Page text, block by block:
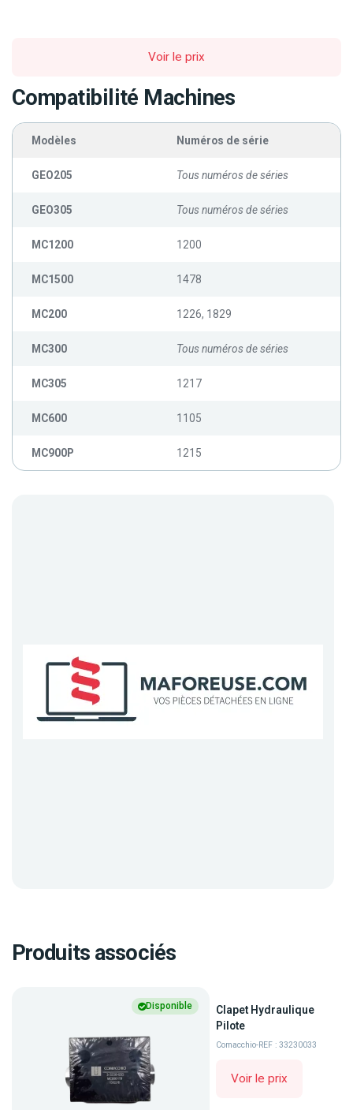
Voir le prix
Compatibilité Machines
Modèles Numéros de série
GEO205 Tous numéros de séries
GEO305 Tous numéros de séries
MC1200 1200
MC1500 1478
MC200 1226, 1829
MC300 Tous numéros de séries
MC305 1217
MC600 1105
MC900P 1215
Produits associés
Disponible
Clapet Hydraulique
Pilote
Comacchio-REF : 33230033
Voir le prix